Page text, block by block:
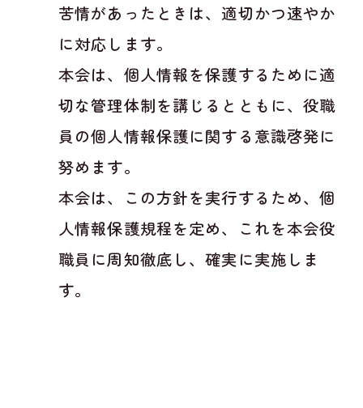
苦情があったときは、適切かつ速やか
に対応します。
本会は、個人情報を保護するために適
切な管理体制を講じるとともに、役職
員の個人情報保護に関する意識啓発に
努めます。
本会は、この方針を実行するため、個
人情報保護規程を定め、これを本会役
職員に周知徹底し、確実に実施しま
す。